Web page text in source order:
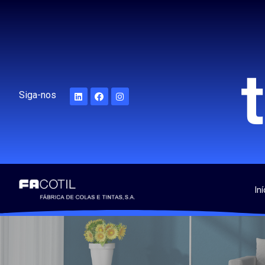
Siga-nos